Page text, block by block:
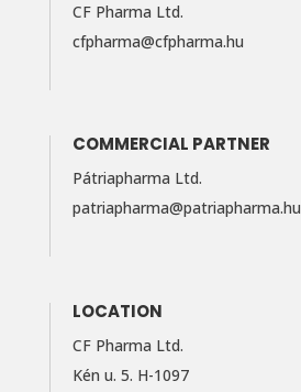
CF Pharma Ltd.
cfpharma@cfpharma.hu
COMMERCIAL PARTNER
Pátriapharma Ltd.
patriapharma@​patriapharma.​hu
LOCATION
CF Pharma Ltd.
Kén u. 5. H-1097